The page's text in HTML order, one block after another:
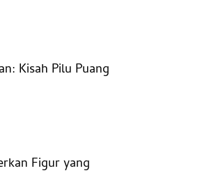
Kisah Pilu Puang
Figur yang